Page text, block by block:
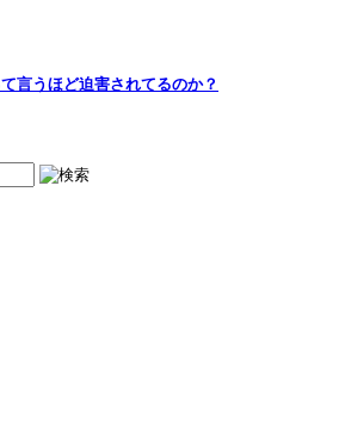
言うほど迫害されてるのか？